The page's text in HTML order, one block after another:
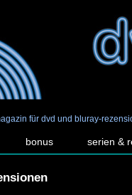
für dvd und bluray-
bonus serien &